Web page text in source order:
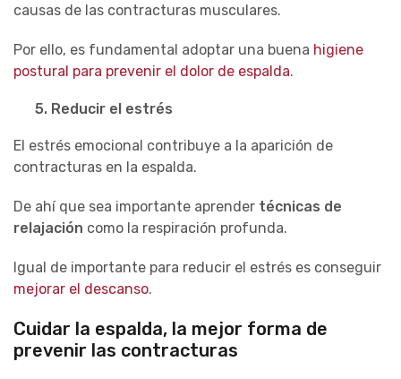
causas de las contracturas musculares.
Por ello, es fundamental adoptar una buena higiene
postural para prevenir el dolor de espalda.
5. Reducir el estrés
El estrés emocional contribuye a la aparición de
contracturas en la espalda.
De ahí que sea importante aprender técnicas de
relajación como la respiración profunda.
Igual de importante para reducir el estrés es conseguir
mejorar el descanso.
Cuidar la espalda, la mejor forma de
prevenir las contracturas